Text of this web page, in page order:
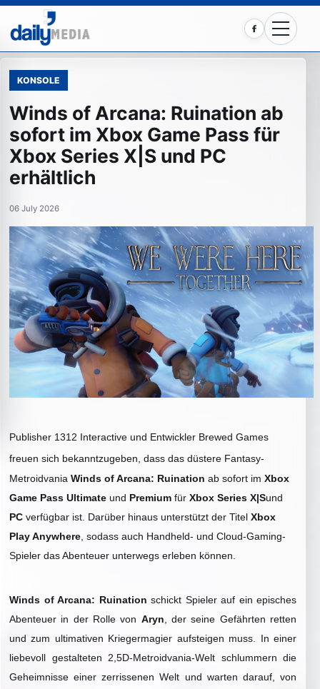
Facebook
KONSOLE
Winds of Arcana: Ruination ab
sofort im Xbox Game Pass für
Xbox Series X|S und PC
erhältlich
06 July 2026
Publisher 1312 Interactive und Entwickler Brewed Games
freuen sich bekanntzugeben, dass das düstere Fantasy-
Metroidvania Winds of Arcana: Ruination ab sofort im Xbox
Game Pass Ultimate und Premium für Xbox Series X|Sund
PC verfügbar ist. Darüber hinaus unterstützt der Titel Xbox
Play Anywhere , sodass auch Handheld- und Cloud-Gaming-
Spieler das Abenteuer unterwegs erleben können.
Winds of Arcana: Ruination schickt Spieler auf ein episches
Abenteuer in der Rolle von Aryn, der seine Gefährten retten
und zum ultimativen Kriegermagier aufsteigen muss. In einer
liebevoll gestalteten 2,5D-Metroidvania-Welt schlummern die
Geheimnisse einer zerrissenen Welt und warten darauf, von